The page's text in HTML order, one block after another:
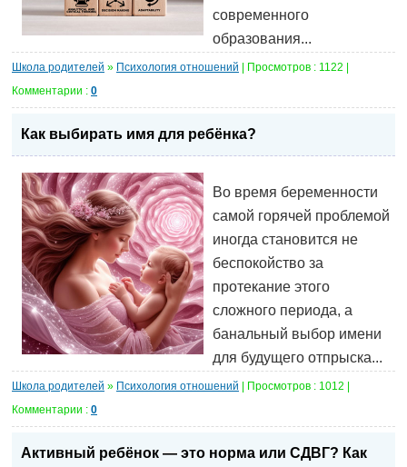
современного
образования...
Школа родителей » Психология отношений | Просмотров : 1122 |
Комментарии : 0
Как выбирать имя для ребёнка?
Во время беременности
самой горячей проблемой
иногда становится не
беспокойство за
протекание этого
сложного периода, а
банальный выбор имени
для будущего отпрыска...
Школа родителей » Психология отношений | Просмотров : 1012 |
Комментарии : 0
Активный ребёнок — это норма или СДВГ? Как